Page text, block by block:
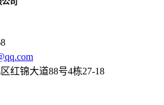
红锦大道88号4栋27-18